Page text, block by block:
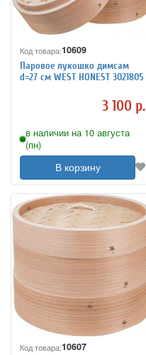
Код товара:10609
Паровое лукошко димсам
d=27 см WEST HONEST 3021805
3 100 р.
в наличии на 10 августа
(пн)
В корзину
Код товара:10607